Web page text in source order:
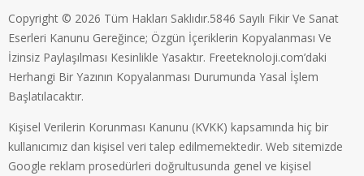
Copyright © 2026 Tüm Hakları Saklıdır.5846 Sayılı Fikir Ve Sanat
Eserleri Kanunu Gereğince; Özgün İçeriklerin Kopyalanması Ve
İzinsiz Paylaşılması Kesinlikle Yasaktır. Freeteknoloji.com’daki
Herhangi Bir Yazının Kopyalanması Durumunda Yasal İşlem
Başlatılacaktır.
Kişisel Verilerin Korunması Kanunu (KVKK) kapsamında hiç bir
kullanıcımız dan kişisel veri talep edilmemektedir. Web sitemizde
Google reklam prosedürleri doğrultusunda genel ve kişisel